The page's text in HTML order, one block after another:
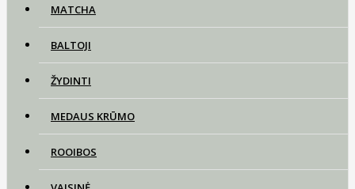
MATCHA
BALTOJI
ŽYDINTI
MEDAUS KRŪMO
ROOIBOS